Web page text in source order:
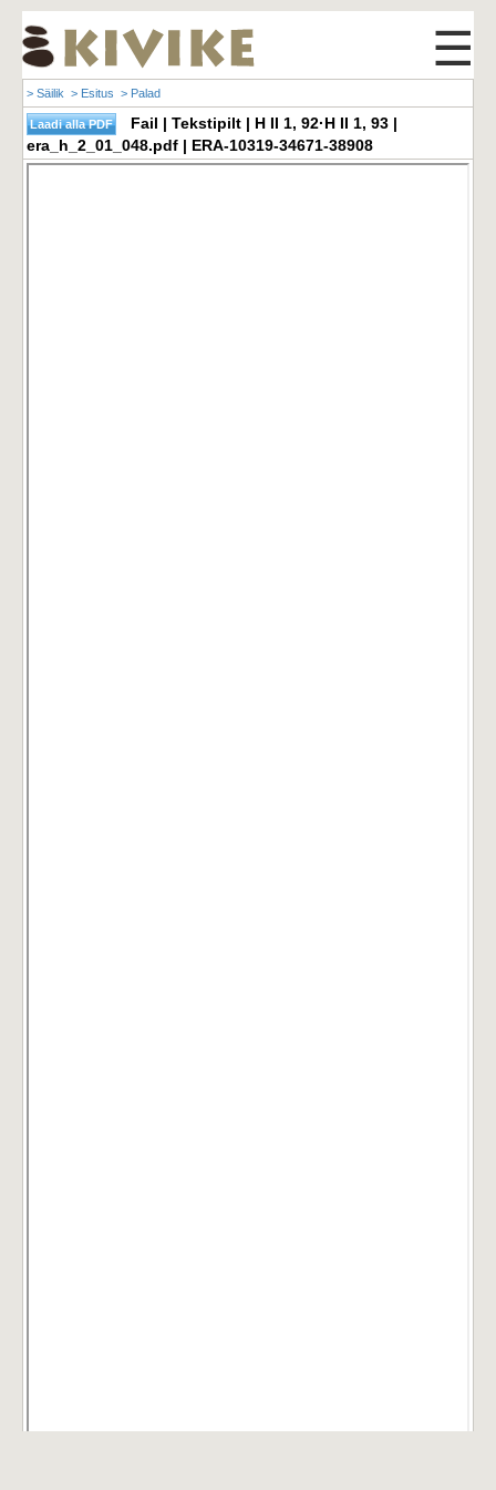
☰
> Säilik > Esitus > Palad
Fail | Tekstipilt | H II 1, 92·H II 1, 93 |
era_h_2_01_048.pdf | ERA-10319-34671-38908